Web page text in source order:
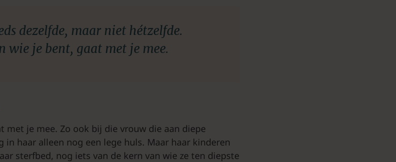
dezelfde, maar niet hétzelfde.
wie je bent, gaat met je mee.
met je mee. Zo ook bij die vrouw die aan diepe
in haar alleen nog een lege huls. Maar haar kinderen
sterfbed, nog iets van de kern van wie ze ten diepste